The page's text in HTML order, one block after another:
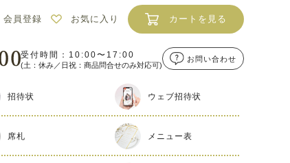
会員登録 お気に入り カートを見る
受付時間：10:00〜17:00
(土：休み／日祝：商品問合せのみ対応可)
お問い合わせ
招待状 ウェブ招待状
席札 メニュー表